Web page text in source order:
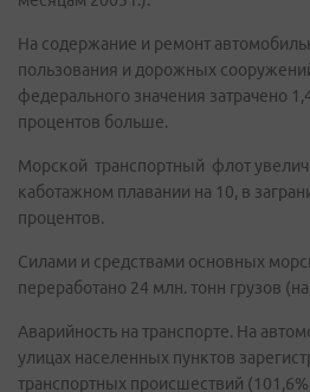
На содержание и ремонт
пользования и дорожных
федерального значения затрачено
процентов больше.
Морской транспортный флот
каботажном плавании на 10, в
процентов.
Силами и средствами основных
переработано 24 млн. тонн грузов
Аварийность на транспорте. На
улицах населенных пунктов
транспортных происшествий